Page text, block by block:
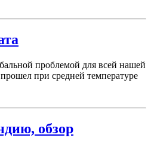
проблемой для всей нашей
при средней температуре
обзор